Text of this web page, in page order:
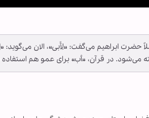
حضرت ابراهیم می‌گفت: «لِأَبی»، الان می‌گوید:
می‌شود. در قرآن، «أب» برای عمو هم